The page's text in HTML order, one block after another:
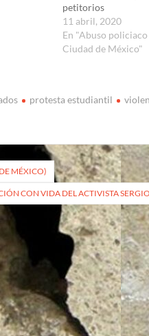
petitorios
11 abril, 2020
En "Abuso
Ciudad de México"
protesta estudiantil
MÉXICO)
CON VIDA DEL ACTIVISTA